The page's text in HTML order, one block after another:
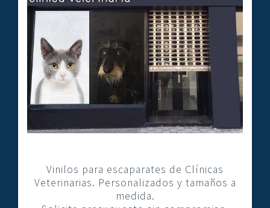
Vinilos para escaparates de Clínicas
Veterinarias. Personalizados y tamaños a
medida.